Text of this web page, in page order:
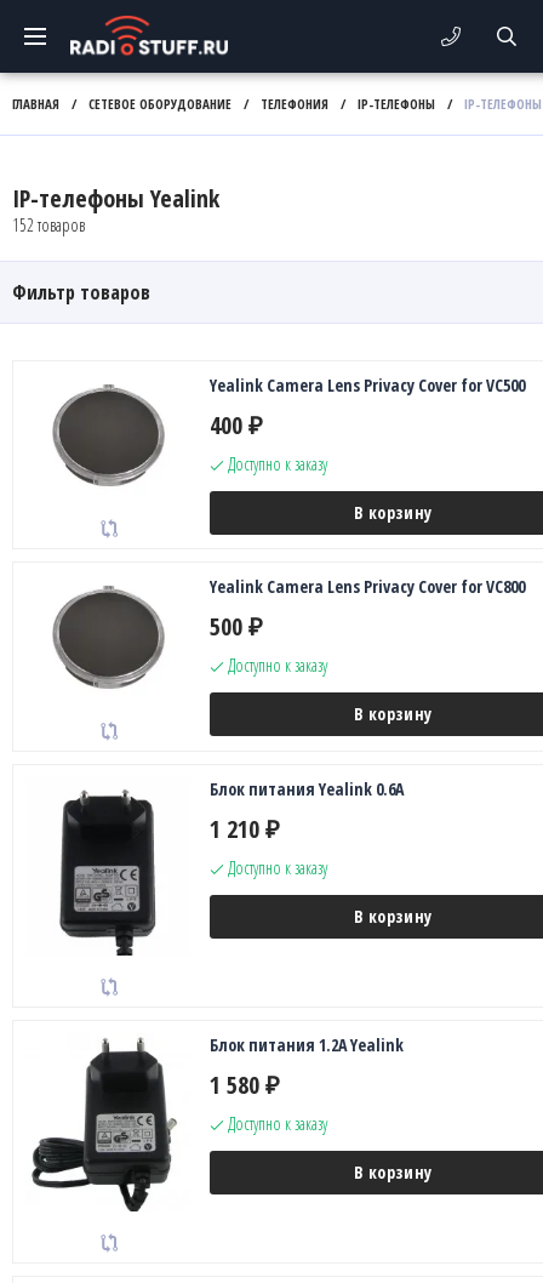
ГЛАВНАЯ / СЕТЕВОЕ ОБОРУДОВАНИЕ / ТЕЛЕФОНИЯ / IP-ТЕЛЕФОНЫ / IP-ТЕЛЕФОНЫ
IP-телефоны Yealink
152 товаров
Фильтр товаров
Yealink Camera Lens Privacy Cover for VC500
400 ₽
Доступно к заказу
В корзину
Yealink Camera Lens Privacy Cover for VC800
500 ₽
Доступно к заказу
В корзину
Блок питания Yealink 0.6A
1 210 ₽
Доступно к заказу
В корзину
Блок питания 1.2A Yealink
1 580 ₽
Доступно к заказу
В корзину